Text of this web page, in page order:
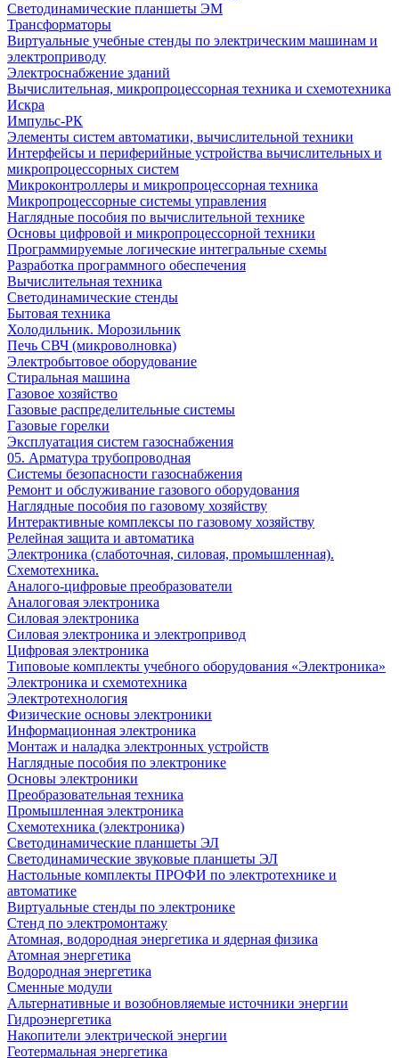
Светодинамические планшеты ЭМ
Трансформаторы
Виртуальные учебные стенды по электрическим машинам и
электроприводу
Электроснабжение зданий
Вычислительная, микропроцессорная техника и схемотехника
Искра
Импульс-РК
Элементы систем автоматики, вычислительной техники
Интерфейсы и периферийные устройства вычислительных и
микропроцессорных систем
Микроконтроллеры и микропроцессорная техника
Микропроцессорные системы управления
Наглядные пособия по вычислительной технике
Основы цифровой и микропроцессорной техники
Программируемые логические интегральные схемы
Разработка программного обеспечения
Вычислительная техника
Светодинамические стенды
Бытовая техника
Холодильник. Морозильник
Печь СВЧ (микроволновка)
Электробытовое оборудование
Стиральная машина
Газовое хозяйство
Газовые распределительные системы
Газовые горелки
Эксплуатация систем газоснабжения
05. Арматура трубопроводная
Системы безопасности газоснабжения
Ремонт и обслуживание газового оборудования
Наглядные пособия по газовому хозяйству
Интерактивные комплексы по газовому хозяйству
Релейная защита и автоматика
Электроника (слаботочная, силовая, промышленная).
Схемотехника.
Аналого-цифровые преобразователи
Аналоговая электроника
Cиловая электроника
Cиловая электроника и электропривод
Цифровая электроника
Типовоые комплекты учебного оборудования «Электроника»
Электроника и схемотехника
Электротехнология
Физические основы электроники
Информационная электроника
Монтаж и наладка электронных устройств
Наглядные пособия по электронике
Основы электроники
Преобразовательная техника
Промышленная электроника
Схемотехника (электроника)
Светодинамические планшеты ЭЛ
Светодинамические звуковые планшеты ЭЛ
Настольные комплекты ПРОФИ по электротехнике и
автоматике
Виртуальные стенды по электронике
Стенд по электромонтажу
Атомная, водородная энергетика и ядерная физика
Атомная энергетика
Водородная энергетика
Сменные модули
Альтернативные и возобновляемые источники энергии
Гидроэнергетика
Накопители электрической энергии
Геотермальная энергетика